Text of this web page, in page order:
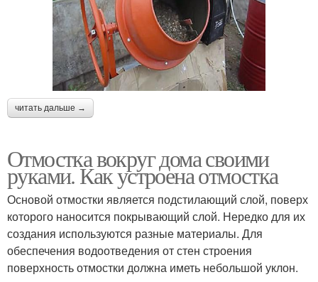
читать дальше →
Отмостка вокруг дома своими
руками. Как устроена отмостка
Основой отмостки является подстилающий слой, поверх
которого наносится покрывающий слой. Нередко для их
создания используются разные материалы. Для
обеспечения водоотведения от стен строения
поверхность отмостки должна иметь небольшой уклон.